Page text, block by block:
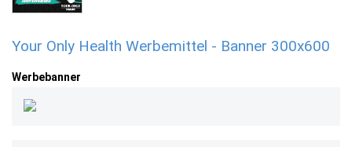
Your Only Health Werbemittel - Banner 300x600
Werbebanner